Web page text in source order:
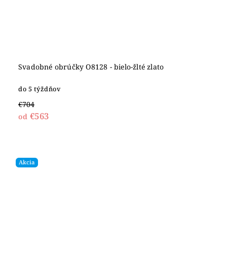
Svadobné obrúčky O8128 - bielo-žlté zlato
do 5 týždňov
€704
od €563
Akcia